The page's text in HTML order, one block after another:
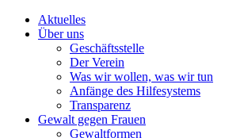
Aktuelles
Über uns
Geschäftsstelle
Der Verein
Was wir wollen, was wir tun
Anfänge des Hilfesystems
Transparenz
Gewalt gegen Frauen
Gewaltformen